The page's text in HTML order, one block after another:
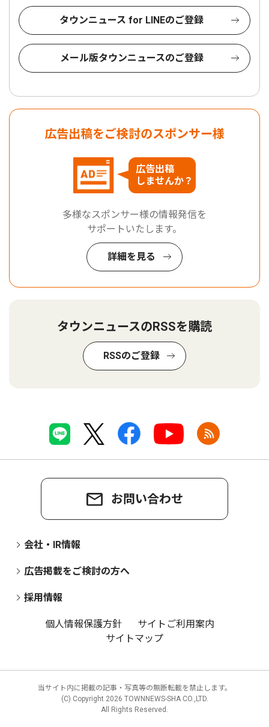
タウンニュース for LINEのご登録
メール版タウンニュースのご登録
広告出稿をご検討のスポンサー様
広告出稿
しませんか？
多様なスポンサー様の情報発信を
サポートいたします。
詳細を見る
タウンニュースのRSSを購読
RSSのご登録
お問い合わせ
会社・IR情報
広告掲載をご検討の方へ
採用情報
個人情報保護方針
サイトご利用案内
サイトマップ
当サイト内に掲載の記事・写真等の無断転載を禁止します。
(C) Copyright 2026 TOWNNEWS-SHA CO.,LTD.
All Rights Reserved.